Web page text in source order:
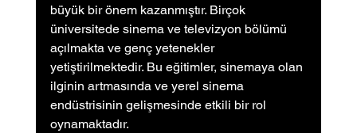
büyük bir önem kazanmıştır. Birçok
üniversitede sinema ve televizyon bölümü
açılmakta ve genç yetenekler
yetiştirilmektedir. Bu eğitimler, sinemaya olan
ilginin artmasında ve yerel sinema
endüstrisinin gelişmesinde etkili bir rol
oynamaktadır.